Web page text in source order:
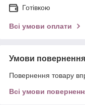
Готівкою
Всі умови оплати
Умови повернення
Повернення товару
Всі умови